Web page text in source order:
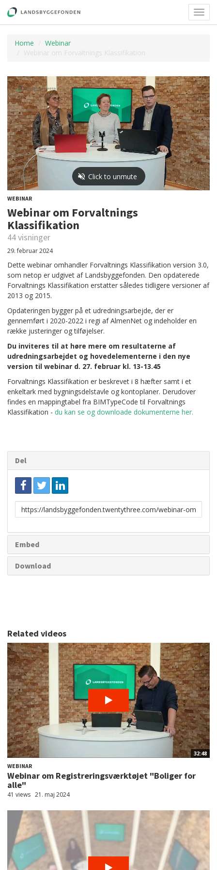
Home
Webinar
Webinar om Forvaltnings Klassifikation
WEBINAR
Webinar om Forvaltnings
Klassifikation
44 visninger
29. februar 2024
Dette webinar omhandler Forvaltnings Klassifikation version 3.0,
som netop er udgivet af Landsbyggefonden. Den opdaterede
Forvaltnings Klassifikation erstatter således tidligere versioner af
2013 og 2015.
Opdateringen bygger på et udredningsarbejde, der er
gennemført i 2020-2022 i regi af AlmenNet og indeholder en
række justeringer og tilføjelser.
Du inviteres til at høre mere om resultaterne af
udredningsarbejdet og hovedelementerne i den nye
version til webinar d. 27. februar kl. 13-13.45
Forvaltnings Klassifikation er beskrevet i 8 hæfter samt i et
enkeltark med bygningsdelstavle og kontoplaner. Derudover
findes en mappingtabel fra BIMTypeCode til Forvaltnings
Klassifikation - du kan se og downloade dokumenterne her.
Del
Link
til
Embed
Download
Related videos
32:48
WEBINAR
Webinar om Registreringsværktøjet "Boliger for
alle"
41 views 21. maj 2024